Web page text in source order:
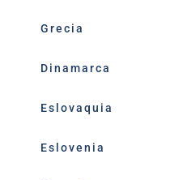
Grecia
Dinamarca
Eslovaquia
Eslovenia